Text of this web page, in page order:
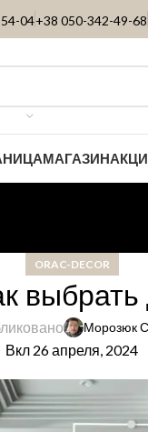
04+38 050-342-49-68
МАГАЗИН
ORAC-DECOR
Морозюк
Вкл 26 апреля, 2024